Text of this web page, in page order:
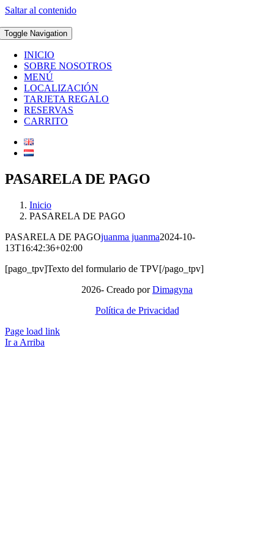
Saltar al contenido
Toggle Navigation
INICIO
SOBRE NOSOTROS
MENÚ
LOCALIZACIÓN
TARJETA REGALO
RESERVAS
CARRITO
PASARELA DE PAGO
Inicio
PASARELA DE PAGO
PASARELA DE PAGOjuanma juanma2024-10-
13T16:42:36+02:00
[pago_tpv]Texto del formulario de TPV[/pago_tpv]
2026- Creado porDimagyna
Política de Privacidad
Page load link
Ir a Arriba